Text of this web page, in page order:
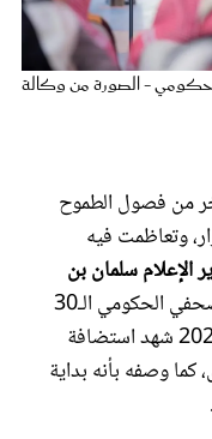
- الصورة من وكالة
من فصول الطموح
وتعاظمت فيه
الإعلام سلمان بن
، بكلمته في المؤتمر الصحفي الحكومي الـ30
، مشيرًا إلى أن عام 2025 شهد استضافة
كما وصفه بأنه بداية